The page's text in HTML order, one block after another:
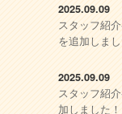
2025.09.09
スタッフ紹
を追加しまし
2025.09.09
スタッフ紹
加しました！